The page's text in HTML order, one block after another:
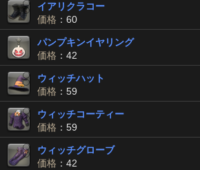
イアリクラコー
価格 ：60
パンプキンイヤリング
価格 ：42
ウィッチハット
価格 ：59
ウィッチコーティー
価格 ：59
ウィッチグローブ
価格 ：42